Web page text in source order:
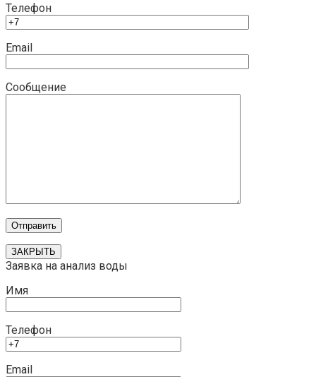
Телефон
Email
Сообщение
ЗАКРЫТЬ
Заявка на анализ воды
Имя
Телефон
Email